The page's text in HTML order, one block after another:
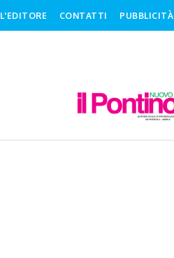
L'EDITORE CONTATTI PUBBLICITÀ